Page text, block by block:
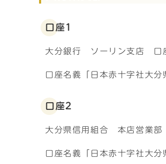
口座1
大分銀行 ソーリン支店
口座名義「日本赤十字社大
口座2
大分県信用組合 本店営
口座名義「日本赤十字社大